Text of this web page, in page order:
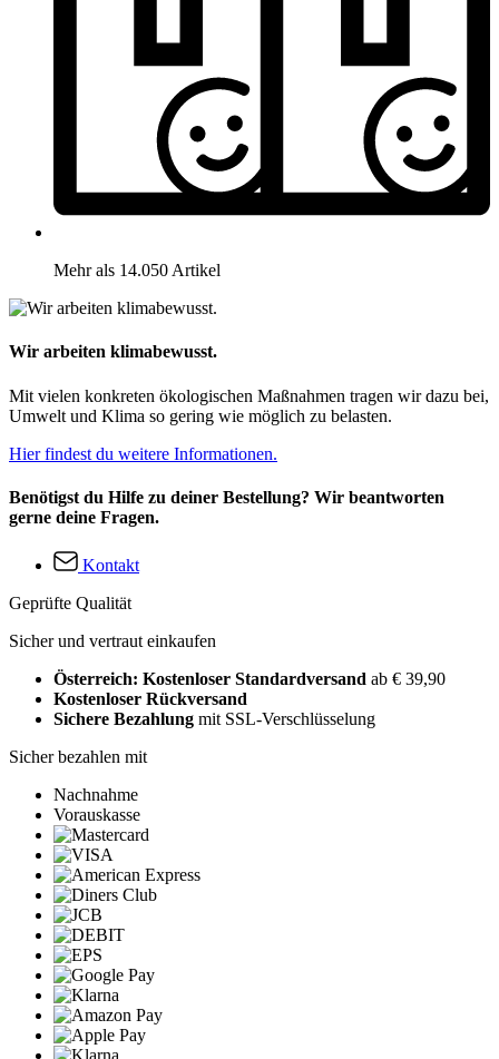
Mehr als 14.050 Artikel
Wir arbeiten klimabewusst.
Mit vielen konkreten ökologischen Maßnahmen tragen wir dazu bei,
Umwelt und Klima so gering wie möglich zu belasten.
Hier findest du weitere Informationen.
Benötigst du Hilfe zu deiner Bestellung? Wir beantworten
gerne deine Fragen.
Kontakt
Geprüfte Qualität
Sicher und vertraut einkaufen
Österreich: Kostenloser Standardversand ab € 39,90
Kostenloser Rückversand
Sichere Bezahlung mit SSL-Verschlüsselung
Sicher bezahlen mit
Nachnahme
Vorauskasse